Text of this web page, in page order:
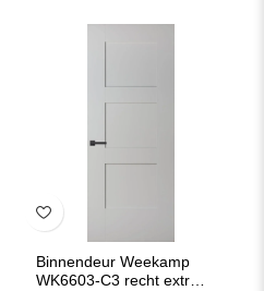
Binnendeur Weekamp
WK6603-C3 recht extra